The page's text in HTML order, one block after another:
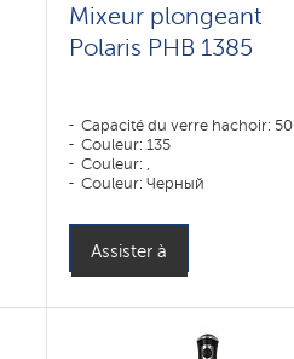
Mixeur plongeant
Polaris PHB 1385
Capacité du verre hachoir:
Couleur: 135
Couleur: ,
Couleur: Черный
Assister à